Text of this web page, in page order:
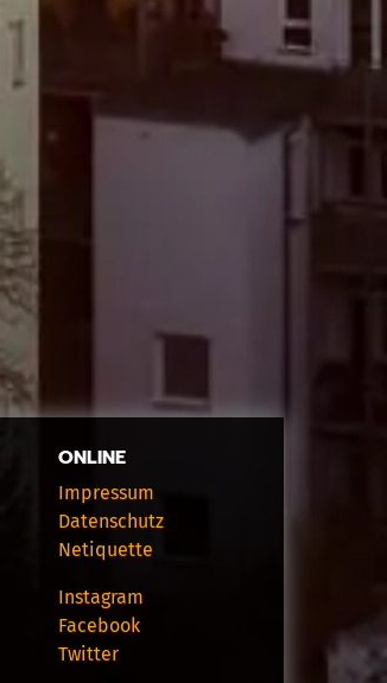
ONLINE
Impressum
Datenschutz
Netiquette
Instagram
Facebook
Twitter